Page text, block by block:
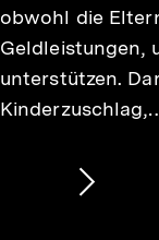
obwohl die
Geldleistungen,
unterstützen.